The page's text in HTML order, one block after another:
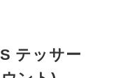
テッサー